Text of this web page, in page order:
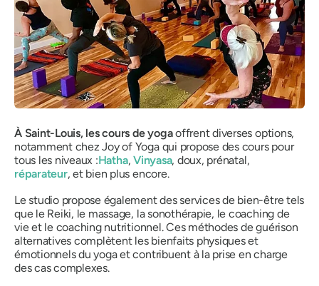
À Saint-Louis, les cours de yogaoffrent diverses options,
notamment chez Joy of Yoga qui propose des cours pour
tous les niveaux :Hatha,Vinyasa, doux, prénatal,
réparateur, et bien plus encore.
Le studio propose également des services de bien-être tels
que le Reiki, le massage, la sonothérapie, le coaching de
vie et le coaching nutritionnel. Ces méthodes de guérison
alternatives complètent les bienfaits physiques et
émotionnels du yoga et contribuent à la prise en charge
des cas complexes.